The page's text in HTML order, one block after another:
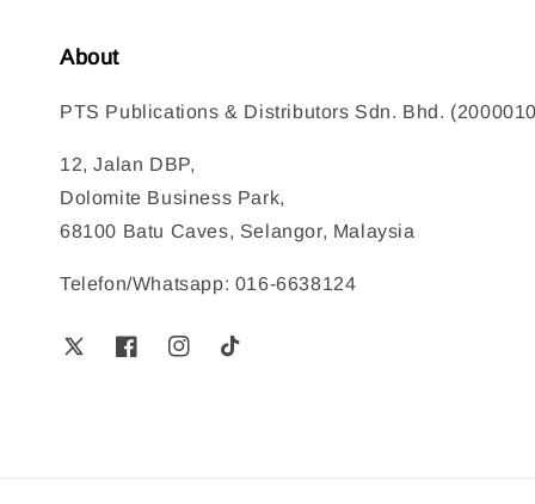
About
PTS Publications & Distributors Sdn. Bhd.
12, Jalan DBP,
Dolomite Business Park,
68100 Batu Caves, Selangor, Malaysia
Telefon/Whatsapp: 016-6638124